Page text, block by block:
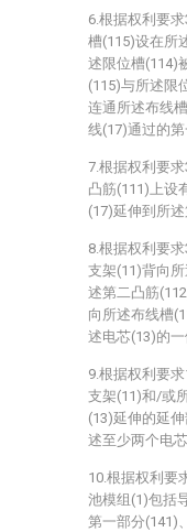
6.根据权利要
槽(115)设在所
述限位槽(114)
(115)与所述限
连通所述布线
线(17)通过的第
7.根据权利要
凸筋(111)上设
(17)延伸到所
8.根据权利要
支架(11)背向
述第二凸筋
向所述布线槽
述电芯(13)的一
9.根据权利要
支架(11)和/或
(13)延伸的延
述至少两个电
10.根据权利要
池模组(1)包括
第一部分(141)